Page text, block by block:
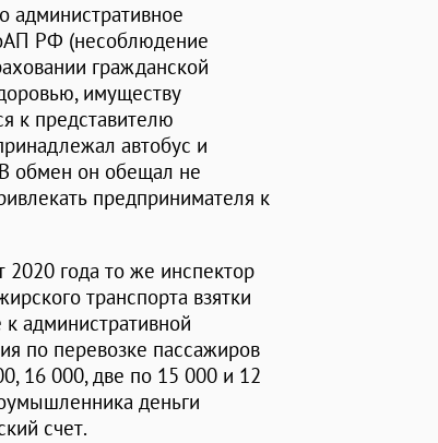
административное
РФ (несоблюдение
гражданской
имуществу
к представителю
автобус и
обмен он обещал не
предпринимателя к
2020 года то же инспектор
транспорта взятки
административной
по перевозке пассажиров
16 000, две по 15 000 и 12
деньги
счет.